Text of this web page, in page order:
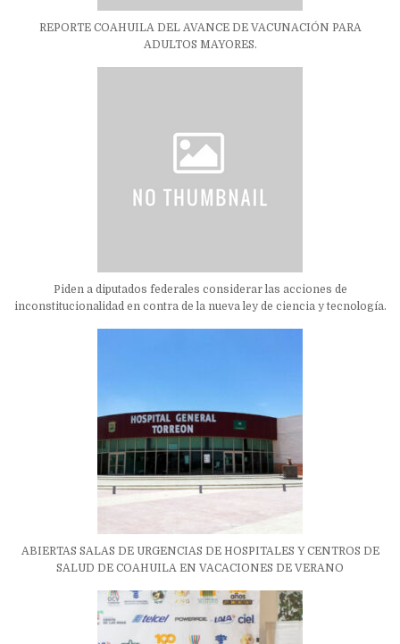
REPORTE COAHUILA DEL AVANCE DE VACUNACIÓN PARA
ADULTOS MAYORES.
Piden a diputados federales considerar las acciones de
inconstitucionalidad en contra de la nueva ley de ciencia y tecnología.
ABIERTAS SALAS DE URGENCIAS DE HOSPITALES Y CENTROS DE
SALUD DE COAHUILA EN VACACIONES DE VERANO